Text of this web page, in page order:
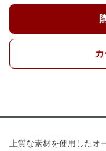
上質な素材を使用した